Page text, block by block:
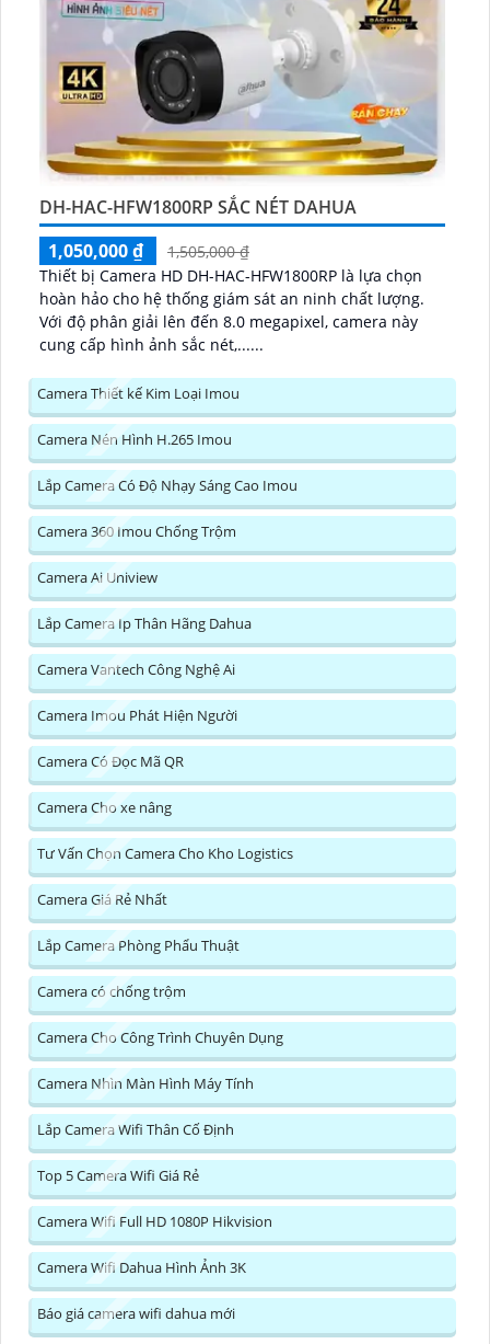
DH-HAC-HFW1800RP SẮC NÉT DAHUA
1,050,000 ₫
1,505,000 ₫
Thiết bị Camera HD DH-HAC-HFW1800RP là lựa chọn
hoàn hảo cho hệ thống giám sát an ninh chất lượng.
Với độ phân giải lên đến 8.0 megapixel, camera này
cung cấp hình ảnh sắc nét,......
Camera Thiết kế Kim Loại Imou
Camera Nén Hình H.265 Imou
Lắp Camera Có Độ Nhạy Sáng Cao Imou
Camera 360 Imou Chống Trộm
Camera Ai Uniview
Lắp Camera Ip Thân Hãng Dahua
Camera Vantech Công Nghệ Ai
Camera Imou Phát Hiện Người
Camera Có Đọc Mã QR
Camera Cho xe nâng
Tư Vấn Chọn Camera Cho Kho Logistics
Camera Giá Rẻ Nhất
Lắp Camera Phòng Phẩu Thuật
Camera có chống trộm
Camera Cho Công Trình Chuyên Dụng
Camera Nhìn Màn Hình Máy Tính
Lắp Camera Wifi Thân Cố Định
Top 5 Camera Wifi Giá Rẻ
Camera Wifi Full HD 1080P Hikvision
Camera Wifi Dahua Hình Ảnh 3K
Báo giá camera wifi dahua mới